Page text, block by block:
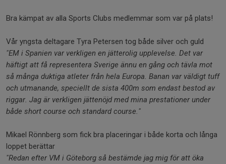
Bra kämpat av alla Sports Clubs medlemmar som var på plats!
Vår yngsta deltagare Tyra Petersen tog både silver och guld
"EM i Spanien var verkligen en jätterolig upplevelse. Det var
häftigt att få representera Sverige ännu en gång och tävla mot
så många duktiga atleter från hela Europa. Banan var väldigt tuff
och utmanande, speciellt de sista 400m som endast bestod av
riggar. Jag är verkligen jättenöjd med mina prestationer under
både short course och standard course."
Mikael Rönnberg som fick bra placeringar i både korta och långa
loppet berättar
"Redan efter VM i Göteborg så bestämde jag mig för att öka